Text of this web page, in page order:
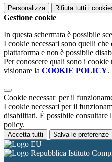
Personalizza Rifiuta tutti i
Gestione cookie
In questa schermata è possibile
I cookie necessari sono quelli
piattaforma e non è possibile
Per conoscere quali sono i cookie
visionare la COOKIE POLICY.
Cookie necessari per il
I cookie necessari per il
disabilitati. È possibile consultare
policy.
Accetta tutti Salva le preferenze
Istituto